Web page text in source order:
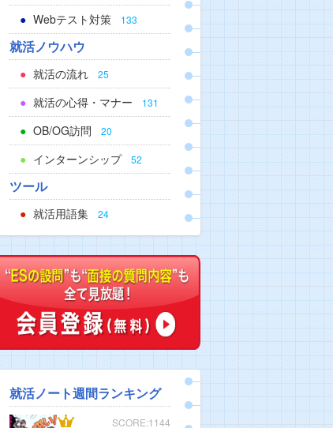
Webテスト対策 133
就活ノウハウ
就活の流れ 25
就活の心得・マナー 131
OB/OG訪問 20
インターンシップ 52
ツール
就活用語集 24
就活ノート週間ランキング
SCORE:1144